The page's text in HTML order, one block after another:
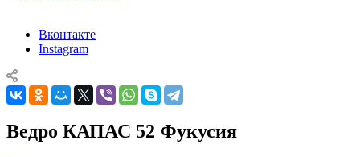
Вконтакте
Instagram
Ведро КАПАС 52 Фукусия